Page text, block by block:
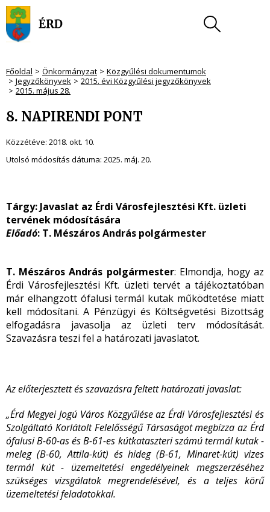
Főoldal Önkormányzat
Közgyűlési dokumentumok
Jegyzőkönyvek
2015. évi Közgyűlési jegyzőkönyvek
2015. május 28.
8. NAPIRENDI PONT
Közzétéve: 2018. okt. 10.
Utolsó módosítás dátuma: 2025. máj. 20.
Tárgy: Javaslat az Érdi Városfejlesztési Kft. üzleti
tervének módosítására
Előadó: T. Mészáros András polgármester
T. Mészáros András polgármester: Elmondja, hogy az
Érdi Városfejlesztési Kft. üzleti tervét a tájékoztatóban
már elhangzott ófalusi termál kutak működtetése miatt
kell módosítani. A Pénzügyi és Költségvetési Bizottság
elfogadásra javasolja az üzleti terv módosítását.
Szavazásra teszi fel a határozati javaslatot.
Az előterjesztett és szavazásra feltett határozati javaslat:
„Érd Megyei Jogú Város Közgyűlése az Érdi Városfejlesztési és
Szolgáltató Korlátolt Felelősségű Társaságot megbízza az Érd
ófalusi B-60-as és B-61-es kútkataszteri számú termál kutak -
meleg (B-60, Attila-kút) és hideg (B-61, Minaret-kút) vizes
termál kút - üzemeltetési engedélyeinek megszerzéséhez
szükséges vizsgálatok megrendelésével, és a teljes körű
üzemeltetési feladatokkal.